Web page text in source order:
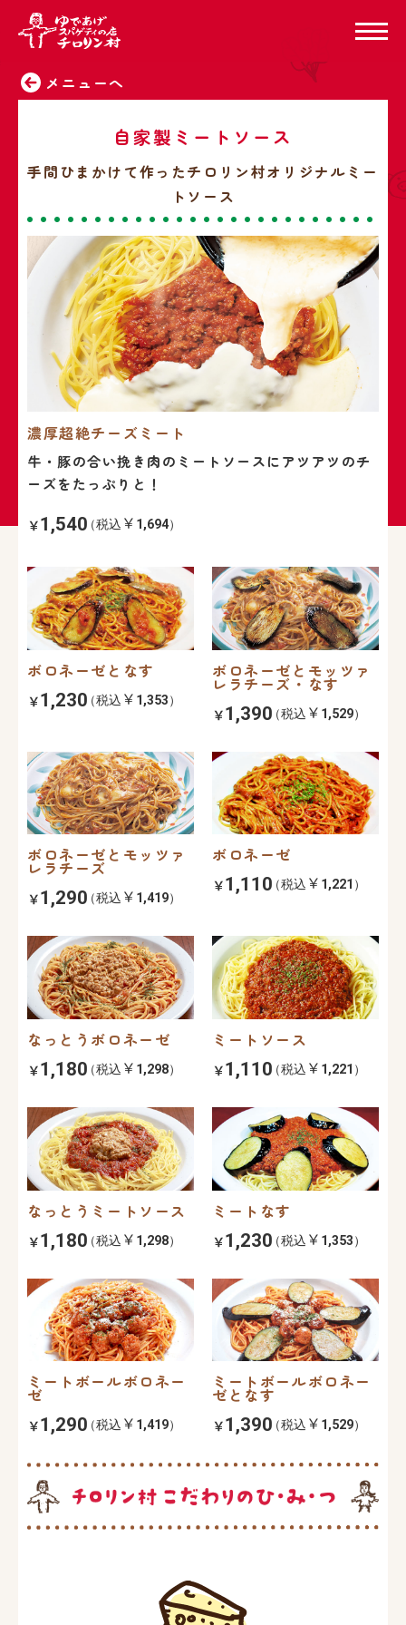
メニューへ
自家製ミートソース
手間ひまかけて作ったチロリン村オリジナルミー
トソース
濃厚超絶チーズミート
牛・豚の合い挽き肉のミートソースにアツアツのチ
ーズをたっぷりと！
1,540（税込 1,694）
ボロネーゼとなす
1,230（税込 1,353）
ボロネーゼとモッツァ
レラチーズ・なす
1,390（税込 1,529）
ボロネーゼとモッツァ
レラチーズ
1,290（税込 1,419）
ボロネーゼ
1,110（税込 1,221 ）
なっとうボロネーゼ
1,180（税込 1,298）
ミートソース
1,110（税込 1,221 ）
なっとうミートソース
1,180（税込 1,298）
ミートなす
1,230（税込 1,353）
ミートボールボロネー
ゼ
1,290（税込 1,419）
ミートボールボロネー
ゼとなす
1,390（税込 1,529）